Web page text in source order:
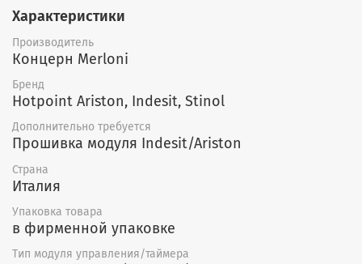
Характеристики
Производитель
Концерн Merloni
Бренд
Hotpoint Ariston, Indesit, Stinol
Дополнительно требуется
Прошивка модуля Indesit/Ariston
Страна
Италия
Упаковка товара
в фирменной упаковке
Тип модуля управления/таймера